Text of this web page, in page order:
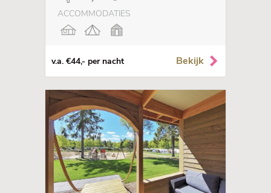
ACCOMMODATIES
v.a. €44,- per nacht Bekijk